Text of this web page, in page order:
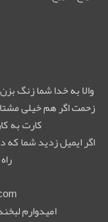
والا به خدا شما زنگ
زحمت اگر هم خیلی
کارت به
اگر ایمیل زدید شما
امیدوارم